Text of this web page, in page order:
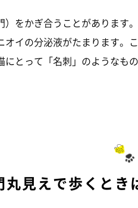
）をかぎ合うことがあります
オイの分泌液がたまります。
にとって「名刺」のようなも
丸見えで歩くと